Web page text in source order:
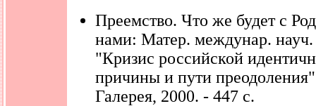
Преемство. Что же будет с
нами: Матер. междунар.
"Кризис российской
причины и пути
Галерея, 2000. - 447 с.